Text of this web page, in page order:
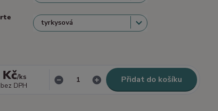
/ks
bez DPH
Přidat do košíku